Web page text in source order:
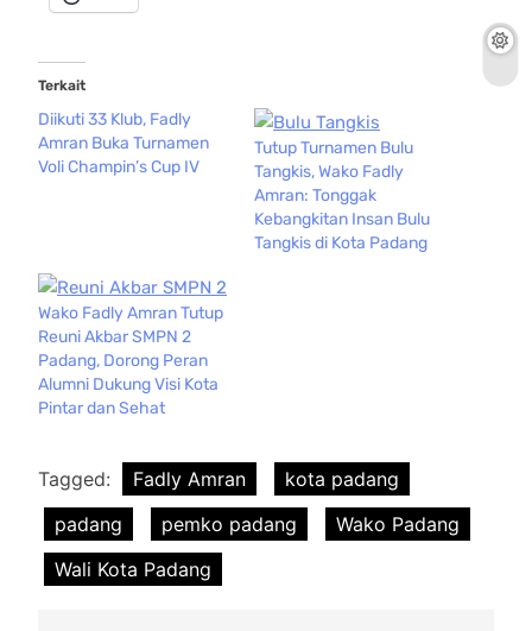
Terkait
Diikuti 33 Klub, Fadly
Amran Buka Turnamen
Voli Champin’s Cup IV
Tutup Turnamen Bulu
Tangkis, Wako Fadly
Amran: Tonggak
Kebangkitan Insan Bulu
Tangkis di Kota Padang
Wako Fadly Amran Tutup
Reuni Akbar SMPN 2
Padang, Dorong Peran
Alumni Dukung Visi Kota
Pintar dan Sehat
Tagged: Fadly Amran
kota padang
padang
pemko padang
Wako Padang
Wali Kota Padang